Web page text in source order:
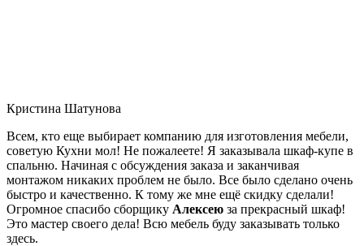
Кристина Шатунова
Всем, кто еще выбирает компанию для изготовления мебели,
советую Кухни мол! Не пожалеете! Я заказывала шкаф-купе в
спальню. Начиная с обсуждения заказа и заканчивая
монтажом никаких проблем не было. Все было сделано очень
быстро и качественно. К тому же мне ещё скидку сделали!
Огромное спасибо сборщику Алексею за прекрасный шкаф!
Это мастер своего дела! Всю мебель буду заказывать только
здесь.